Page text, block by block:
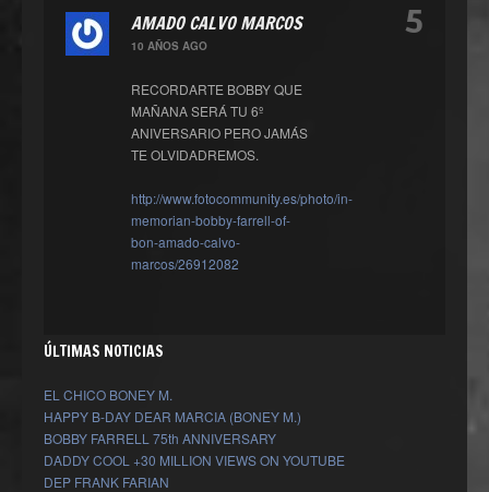
AMADO CALVO MARCOS
10 AÑOS AGO
RECORDARTE BOBBY QUE
MAÑANA SERÁ TU 6º
ANIVERSARIO PERO JAMÁS
TE OLVIDADREMOS.
http://www.fotocommunity.es/photo/in-
memorian-bobby-farrell-of-
bon-amado-calvo-
marcos/26912082
5
ÚLTIMAS NOTICIAS
EL CHICO BONEY M.
HAPPY B-DAY DEAR MARCIA (BONEY M.)
BOBBY FARRELL 75th ANNIVERSARY
DADDY COOL +30 MILLION VIEWS ON YOUTUBE
DEP FRANK FARIAN